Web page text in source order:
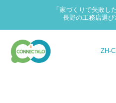
「家づくりで失敗し
長野の工務店選び
ZH-